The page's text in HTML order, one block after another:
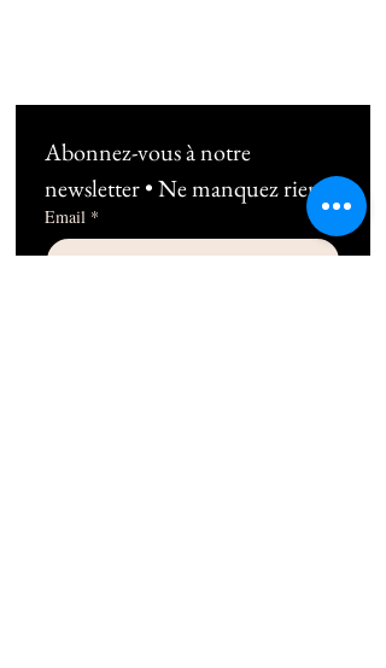
Abonnez-vous à notre
newsletter • Ne manquez rien !
Email *